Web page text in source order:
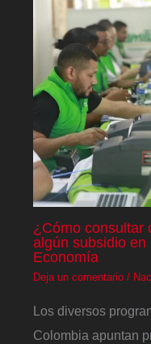
¿Cómo consultar
algún subsidio
Economía
Deja un comentario /
Los diversos
Colombia apuntan